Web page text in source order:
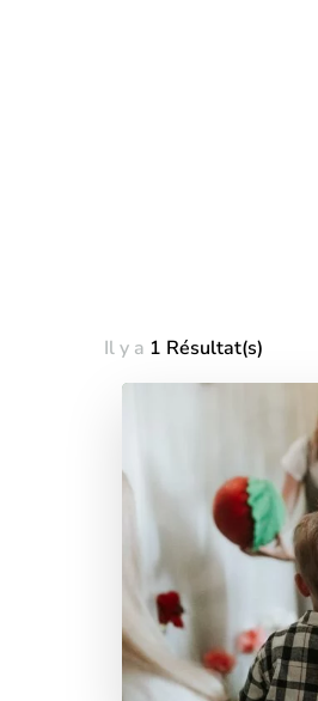
Il y a 1 Résultat(s)